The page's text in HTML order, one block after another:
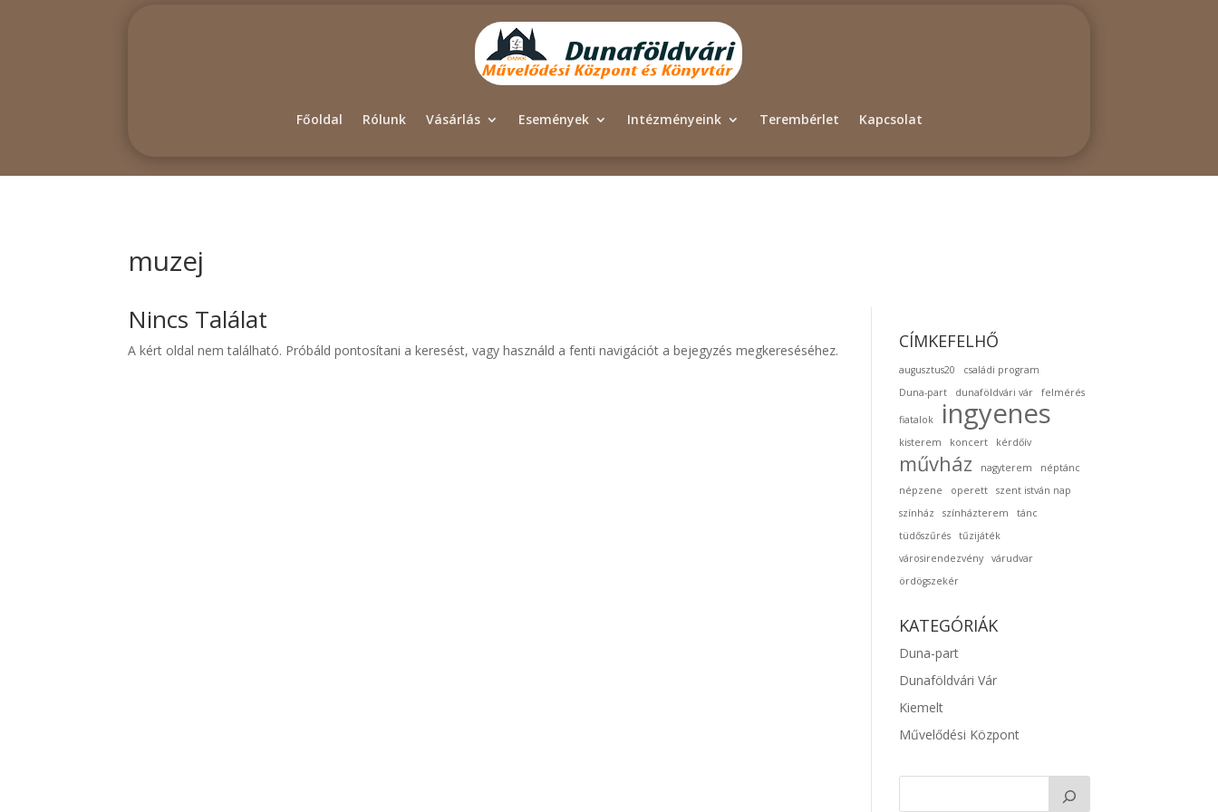
Főoldal Rólunk Vásárlás Események Intézményeink Terembérlet Kapcsolat
muzej
Nincs Találat
A kért oldal nem található. Próbáld pontosítani a keresést, vagy használd a fenti navigációt a bejegyzés megkereséséhez. CÍMKEFELHŐ
augusztus20
családi program
Duna-part
dunaföldvári vár felmérés
fiatalok ingyenes
kisterem koncert kérdőív
művház nagyterem
néptánc
népzene
operett
szent istván nap
színház
színházterem
tánc
tüdőszűrés
tűzijáték
városirendezvény
várudvar
ördögszekér
KATEGÓRIÁK
Duna-part
Dunaföldvári Vár
Kiemelt
Művelődési Központ